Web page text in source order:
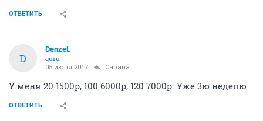
ОТВЕТИТЬ
D
DenzeL
guru
05 июня 2017 Cabana
У меня 20 1500р, 100 6000р, 120 7000р. Уже 3ю неделю
ОТВЕТИТЬ